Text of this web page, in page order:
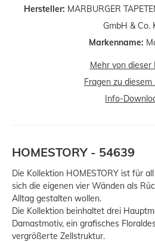
Hersteller: MARBURGER
GmbH & Co.
Markenname:
Mehr von dieser
Fragen zu diesem
Info-
HOMESTORY - 54639
Die Kollektion HOMESTORY ist für
sich die eigenen vier Wänden als
Alltag gestalten wollen.
Die Kollektion beinhaltet drei
Damastmotiv, ein grafisches
vergrößerte Zellstruktur.